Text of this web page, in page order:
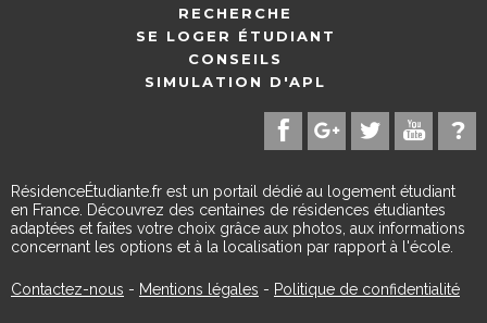
RECHERCHE
SE LOGER ÉTUDIANT
CONSEILS
SIMULATION D'APL
RésidenceÉtudiante.fr est un portail dédié au logement étudiant
en France. Découvrez des centaines de résidences étudiantes
adaptées et faites votre choix grâce aux photos, aux informations
concernant les options et à la localisation par rapport à l'école.
Contactez-nous - Mentions légales - Politique de confidentialité